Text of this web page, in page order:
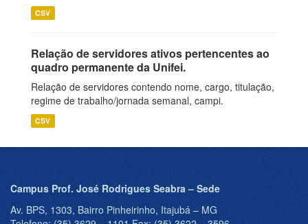
CSV
Relação de servidores ativos pertencentes ao
quadro permanente da Unifei.
Relação de servidores contendo nome, cargo, titulação,
regime de trabalho/jornada semanal, campi.
CSV
Campus Prof. José Rodrigues Seabra – Sede
Av. BPS, 1303, Bairro Pinheirinho, Itajubá – MG